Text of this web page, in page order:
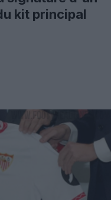
kit principal